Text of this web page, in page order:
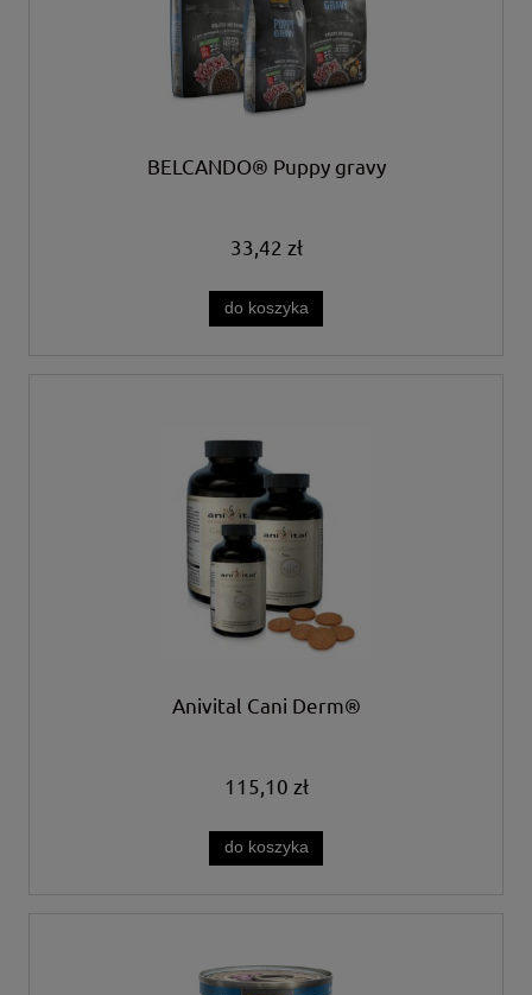
BELCANDO® Puppy gravy
33,42 zł
do koszyka
Anivital Cani Derm®
115,10 zł
do koszyka